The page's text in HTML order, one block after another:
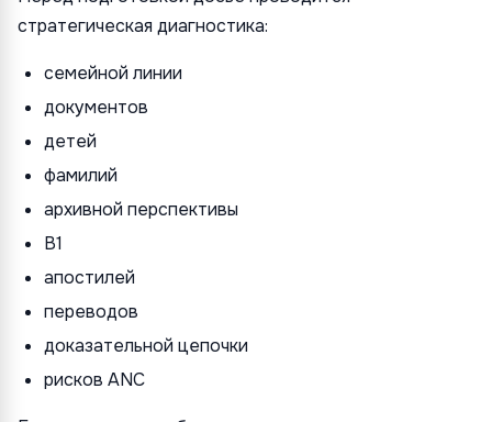
стратегическая диагностика:
семейной линии
документов
детей
фамилий
архивной перспективы
B1
апостилей
переводов
доказательной цепочки
рисков ANC